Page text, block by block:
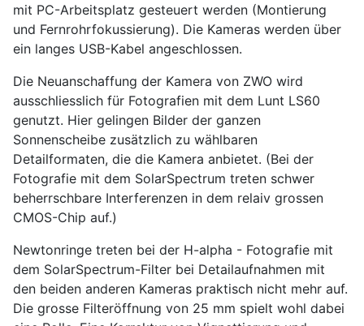
mit PC-Arbeitsplatz gesteuert werden (Montierung
und Fernrohrfokussierung). Die Kameras werden über
ein langes USB-Kabel angeschlossen.
Die Neuanschaffung der Kamera von ZWO wird
ausschliesslich für Fotografien mit dem Lunt LS60
genutzt. Hier gelingen Bilder der ganzen
Sonnenscheibe zusätzlich zu wählbaren
Detailformaten, die die Kamera anbietet. (Bei der
Fotografie mit dem SolarSpectrum treten schwer
beherrschbare Interferenzen in dem relaiv grossen
CMOS-Chip auf.)
Newtonringe treten bei der H-alpha - Fotografie mit
dem SolarSpectrum-Filter bei Detailaufnahmen mit
den beiden anderen Kameras praktisch nicht mehr auf.
Die grosse Filteröffnung von 25 mm spielt wohl dabei